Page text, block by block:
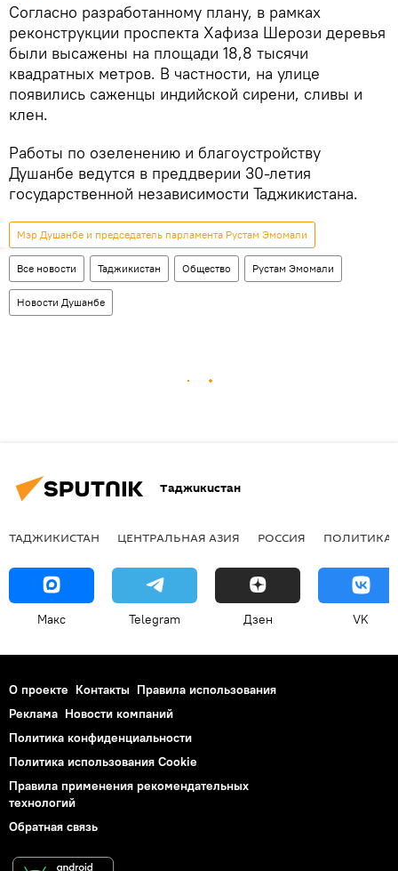
Согласно разработанному плану, в рамках
реконструкции проспекта Хафиза Шерози деревья
были высажены на площади 18,8 тысячи
квадратных метров. В частности, на улице
появились саженцы индийской сирени, сливы и
клен.
Работы по озеленению и благоустройству
Душанбе ведутся в преддверии 30-летия
государственной независимости Таджикистана.
Мэр Душанбе и председатель парламента Рустам Эмомали
Все новости Таджикистан Общество Рустам Эмомали
Новости Душанбе
Таджикистан
ТАДЖИКИСТАН ЦЕНТРАЛЬНАЯ АЗИЯ РОССИЯ ПОЛИТИКА
Макс Telegram Дзен VK
О проекте Контакты Правила использования
Реклама Новости компаний
Политика конфиденциальности
Политика использования Cookie
Правила применения рекомендательных
технологий
Обратная связь